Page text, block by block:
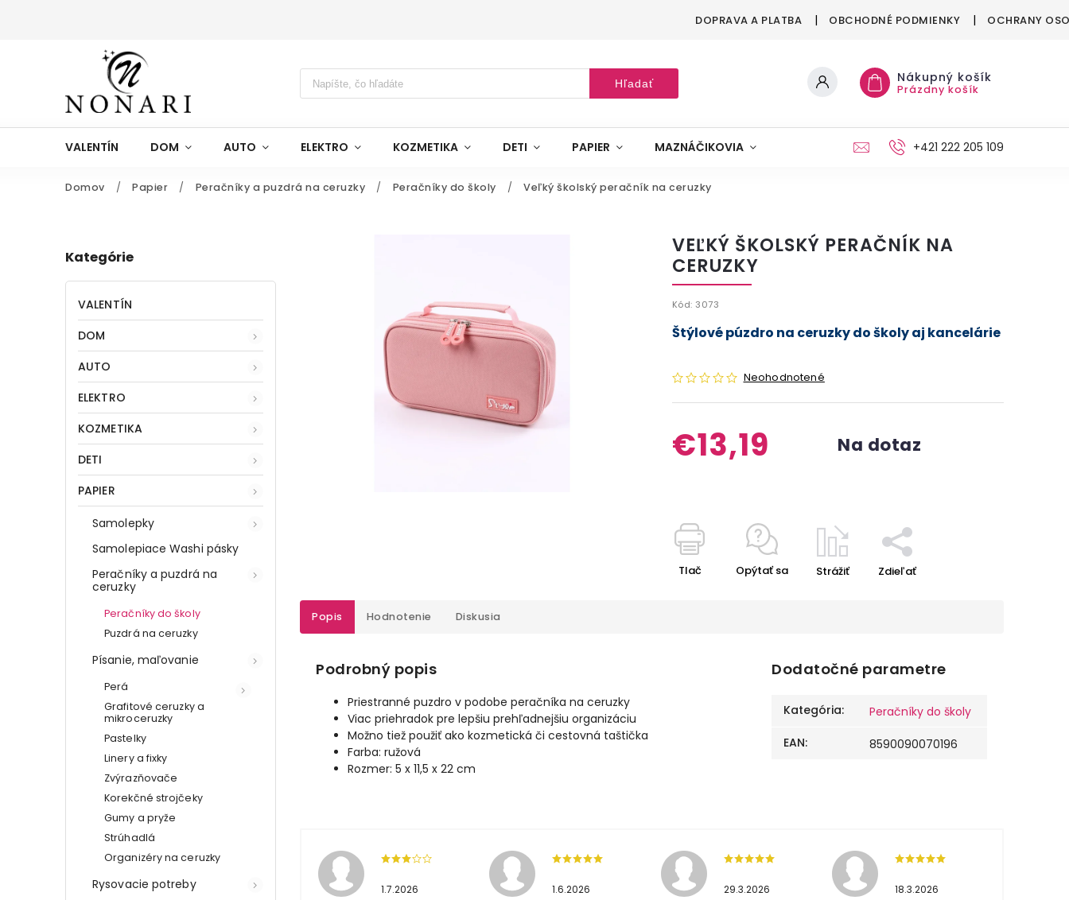
DOPRAVA A PLATBA OBCHODNÉ PODMIENKY OCHRANY
Hľadať Nákupný košík
Prázdny košík
VALENTÍN DOM AUTO ELEKTRO KOZMETIKA DETI PAPIER MAZNÁČIKOVIA MAŠKRTENIE PÁRTY MÓDA
+421 222 205 109
Domov / Papier / Peračníky a puzdrá na ceruzky / Peračníky do školy / Veľký školský peračník na ceruzky
Kategórie
VALENTÍN
DOM
AUTO
ELEKTRO
KOZMETIKA
DETI
PAPIER
Samolepky
Samolepiace Washi pásky
Peračníky a puzdrá na
ceruzky
Peračníky do školy
Puzdrá na ceruzky
Písanie, maľovanie
Perá
Grafitové ceruzky a
mikroceruzky
Pastelky
Linery a fixky
Zvýrazňovače
Korekčné strojčeky
Gumy a pryže
Strúhadlá
Organizéry na ceruzky
Rysovacie potreby
VEĽKÝ ŠKOLSKÝ PERAČNÍK NA
CERUZKY
Kód: 3073
Neohodnotené
€13,19 Na dotaz
Štýlové púzdro na ceruzky do školy aj kancelárie
Tlač Opýtať sa Strážiť Zdieľať
Popis Hodnotenie Diskusia
Podrobný popis
Priestranné puzdro v podobe peračníka na ceruzky
Viac priehradok pre lepšiu prehľadnejšiu organizáciu
Možno tiež použiť ako kozmetická či cestovná taštička
Farba: ružová
Rozmer: 5 x 11,5 x 22 cm
Dodatočné parametre
Kategória:
Peračníky do školy
EAN: 8590090070196
1.7.2026 1.6.2026 29.3.2026 18.3.2026